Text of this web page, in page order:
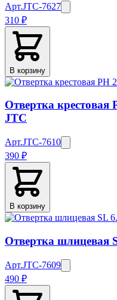
Арт.JTC-7627
310 ₽
В корзину
Отвертка крестовая
JTC
Арт.JTC-7610
390 ₽
В корзину
Отвертка шлицевая
Арт.JTC-7609
490 ₽